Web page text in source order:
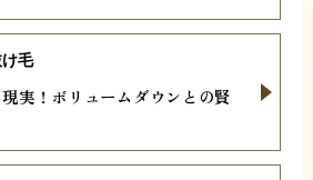
実！ボリュームダウンとの賢
毛